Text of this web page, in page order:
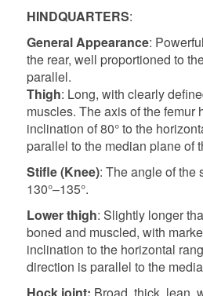
HINDQUARTERS:
General Appearance:
the rear, well proportioned to
parallel.
Thigh: Long, with clearly
muscles. The axis of the femur
inclination of 80° to the
parallel to the median plane of
Stifle (Knee): The angle of the
130°–135°.
Lower thigh: Slightly longer
boned and muscled, with
inclination to the horizontal
direction is parallel to the